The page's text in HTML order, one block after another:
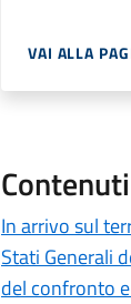
VAI ALLA
In arrivo sul
Stati Generali
del confronto